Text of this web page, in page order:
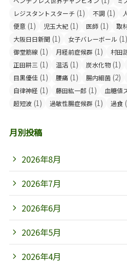
レジスタントスターチ (1) 不調 (1)
便意 (1) 児玉大紀 (1) 医師 (1) 取
大阪日日新聞 (1) 女子バレーボール (1)
御堂筋線 (1) 月経前症候群 (1) 村田
正田耕三 (1) 温活 (1) 炭水化物(1)
目黒優佳 (1) 腰痛 (1) 腸内細菌 (2)
自律神経 (1) 藤田紘一郎 (1) 血糖値
超短波 (1) 過敏性腸症候群 (1) 過食
月別投稿
2026年8月
2026年7月
2026年6月
2026年5月
2026年4月